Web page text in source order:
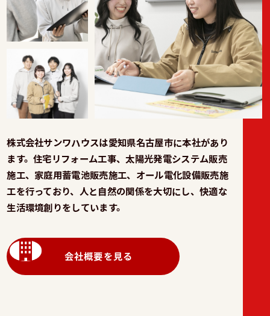
株式会社サンワハウスは愛知県名古屋市に本社があり
ます。住宅リフォーム工事、太陽光発電システム販売
施工、家庭用蓄電池販売施工、オール電化設備販売施
工を行っており、人と自然の関係を大切にし、快適な
生活環境創りをしています。
会社概要を見る